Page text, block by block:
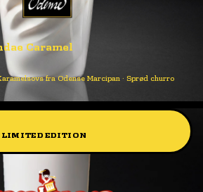
Caramel
fra Odense Marcipan · Sprød churro
LIMITED EDITION